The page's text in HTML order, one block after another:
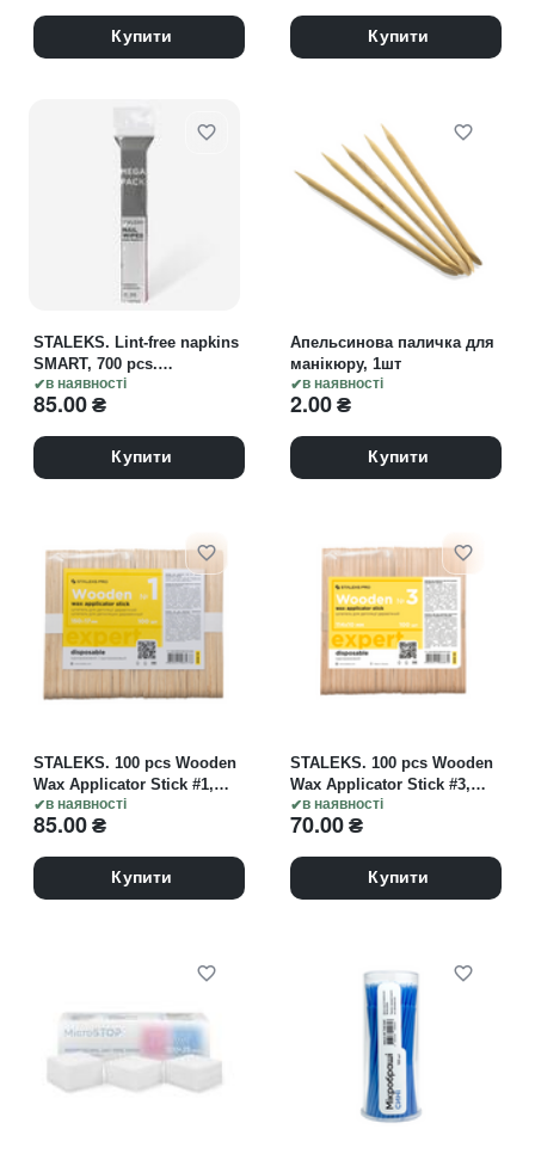
Купити Купити
в наявності
STALEKS. Lint-free napkins
SMART, 700 pcs.
Безворсові серветки для
манікюру, 700 шт
85.00₴
Купити
в наявності
Апельсинова паличка для
манікюру, 1шт
2.00₴
Купити
в наявності
STALEKS. 100 pcs Wooden
Wax Applicator Stick #1,
ШПАТЕЛЬ для депіляціі,
100 шт
85.00₴
Купити
в наявності
STALEKS. 100 pcs Wooden
Wax Applicator Stick #3,
ШПАТЕЛЬ для депіляціі,
100 шт
70.00₴
Купити